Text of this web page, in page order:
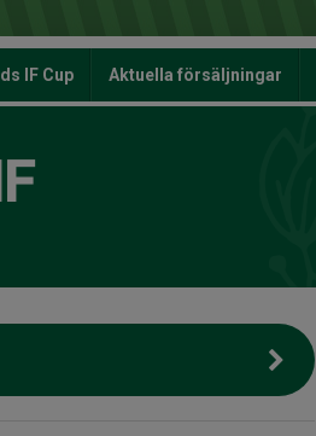
IF Cup Aktuella försäljningar